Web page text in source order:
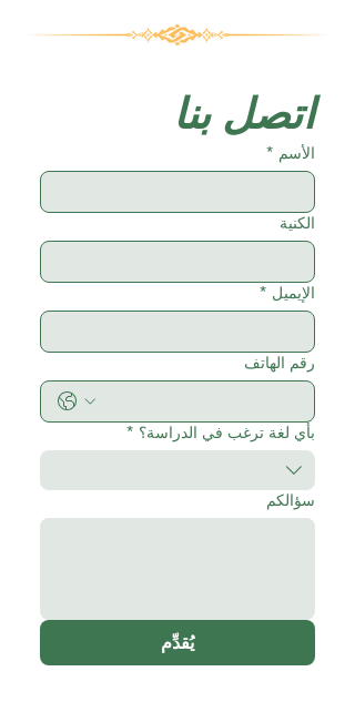
اتصل بنا
الأسم *
الكنية
الإيميل *
رقم الهاتف
بأي لغة ترغب في الدراسة؟ *
سؤالكم
يُقدِّم